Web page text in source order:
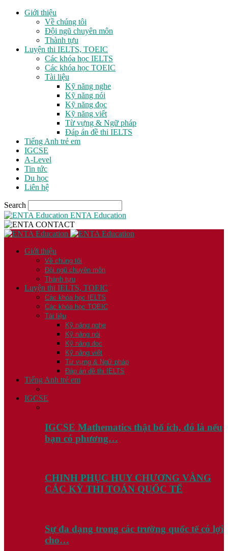
Giới thiệu
Về chúng tôi
Đội ngũ chuyên môn
Thành tựu
Luyện thi IELTS, TOEIC
Các khóa học IELTS
Các khóa học TOEIC
Tài liệu
Kỹ năng nghe
Kỹ năng nói
Kỹ năng đọc
Kỹ năng viết
Từ vựng & Ngữ pháp
Đáp án đề thi IELTS
Tiếng Anh trẻ em
IGCSE
A-Level
Tin tức
Du học
Liên hệ
Search
ENTA Education
Giới thiệu
Về chúng tôi
Đội ngũ chuyên môn
Thành tựu
Luyện thi IELTS, TOEIC
Các khóa học IELTS
Các khóa học TOEIC
Tài liệu
Kỹ năng nghe
Kỹ năng nói
Kỹ năng đọc
Kỹ năng viết
Từ vựng & Ngữ pháp
Đáp án đề thi IELTS
Tiếng Anh trẻ em
IGCSE
IGCSE Mathematics thật bổ ích, đó là nếu
bạn có phương…
CHINH PHỤC HUY CHƯƠNG VÀNG
CÁC KỲ THI TOÁN QUỐC TẾ
Sự đa dạng trong các trường quốc tế có lợi
cho…